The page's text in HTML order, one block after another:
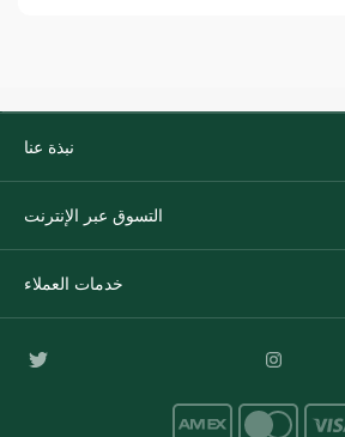
نبذة عنا
التسوق عبر الإنترنت
خدمات العملاء